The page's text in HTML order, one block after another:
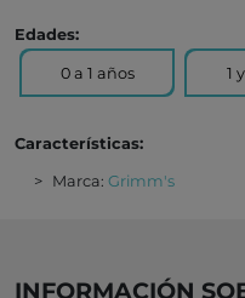
Edades:
0 a 1 años 1
Características:
Marca: Grimm's
INFORMACIÓN